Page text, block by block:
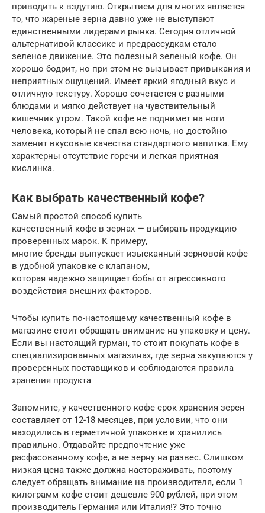
приводить к вздутию. Открытием для многих является
то, что жареные зерна давно уже не выступают
единственными лидерами рынка. Сегодня отличной
альтернативой классике и предрассудкам стало
зеленое движение. Это полезный зеленый кофе. Он
хорошо бодрит, но при этом не вызывает привыкания и
неприятных ощущений. Имеет яркий ягодный вкус и
отличную текстуру. Хорошо сочетается с разными
блюдами и мягко действует на чувствительный
кишечник утром. Такой кофе не поднимет на ноги
человека, который не спал всю ночь, но достойно
заменит вкусовые качества стандартного напитка. Ему
характерны отсутствие горечи и легкая приятная
кислинка.
Как выбрать качественный кофе?
Самый простой способ купить
качественный кофе в зернах — выбирать продукцию
проверенных марок. К примеру,
многие бренды выпускает изысканный зерновой кофе
в удобной упаковке с клапаном,
которая надежно защищает бобы от агрессивного
воздействия внешних факторов.
Чтобы купить по-настоящему качественный кофе в
магазине стоит обращать внимание на упаковку и цену.
Если вы настоящий гурман, то стоит покупать кофе в
специализированных магазинах, где зерна закупаются у
проверенных поставщиков и соблюдаются правила
хранения продукта
Запомните, у качественного кофе срок хранения зерен
составляет от 12-18 месяцев, при условии, что они
находились в герметичной упаковке и хранились
правильно. Отдавайте предпочтение уже
расфасованному кофе, а не зерну на развес. Слишком
низкая цена также должна настораживать, поэтому
следует обращать внимание на производителя, если 1
килограмм кофе стоит дешевле 900 рублей, при этом
производитель Германия или Италия!? Это точно